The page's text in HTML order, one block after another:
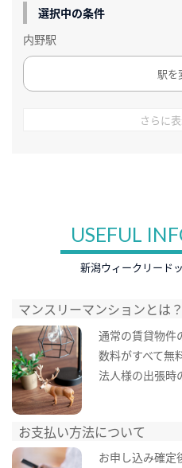
選択中の条件
内野駅
駅を
さらに
USEFUL
新潟ウィークリード
マンスリーマンションとは？
通常の賃貸物件
数料がすべて無
法人様の出張時
お支払い方法について
お申し込み確定